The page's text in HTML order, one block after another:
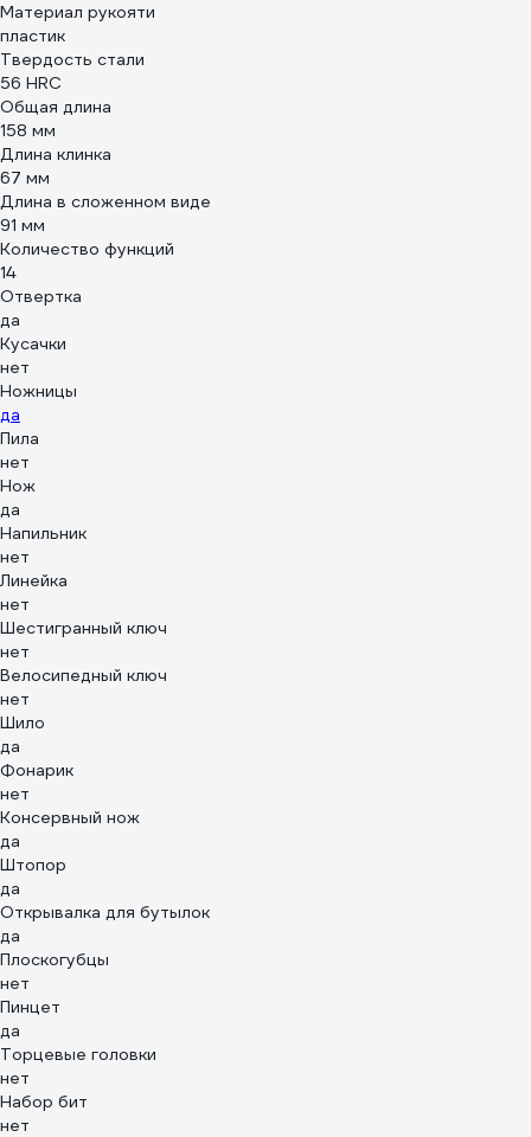
Материал рукояти
пластик
Твердость стали
56 HRC
Общая длина
158 мм
Длина клинка
67 мм
Длина в сложенном виде
91 мм
Количество функций
14
Отвертка
да
Кусачки
нет
Ножницы
да
Пила
нет
Нож
да
Напильник
нет
Линейка
нет
Шестигранный ключ
нет
Велосипедный ключ
нет
Шило
да
Фонарик
нет
Консервный нож
да
Штопор
да
Открывалка для бутылок
да
Плоскогубцы
нет
Пинцет
да
Торцевые головки
нет
Набор бит
нет